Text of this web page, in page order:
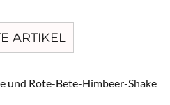
ARTIKEL
und Rote-Bete-Himbeer-Shake